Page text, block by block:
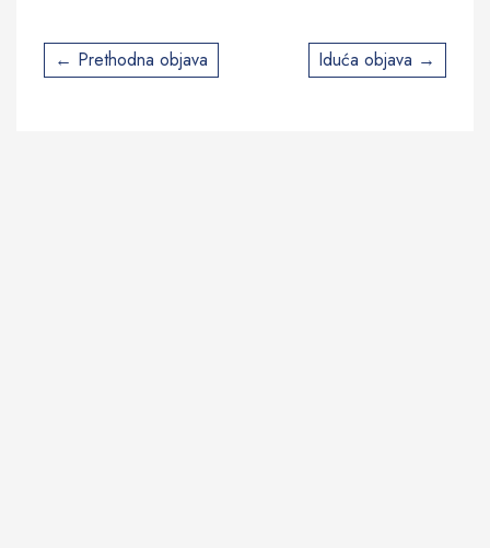
Post
navigation
Prethodna objava Iduća objava